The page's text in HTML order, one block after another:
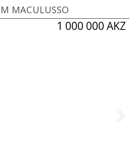
1 000 000 AKZ
MACULUSSO